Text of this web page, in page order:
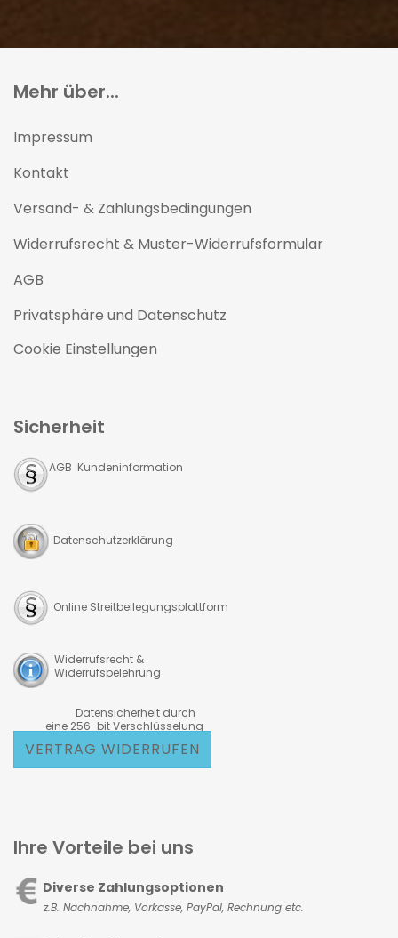
Mehr über...
Impressum
Kontakt
Versand- & Zahlungsbedingungen
Widerrufsrecht & Muster-Widerrufsformular
AGB
Privatsphäre und Datenschutz
Cookie Einstellungen
Sicherheit
AGB Kundeninformation
Datenschutzerklärung
Online Streitbeilegungsplattform
Widerrufsrecht &
Widerrufsbelehrung
Datensicherheit durch
eine 256-bit Verschlüsselung
VERTRAG WIDERRUFEN
Ihre Vorteile bei uns
Diverse Zahlungsoptionen
z.B. Nachnahme, Vorkasse, PayPal, Rechnung etc.